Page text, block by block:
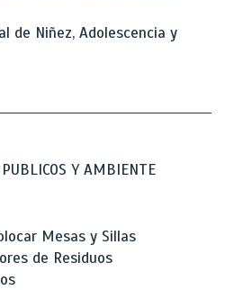
de Niñez, Adolescencia y
PUBLICOS Y AMBIENTE
Mesas y Sillas
de Residuos